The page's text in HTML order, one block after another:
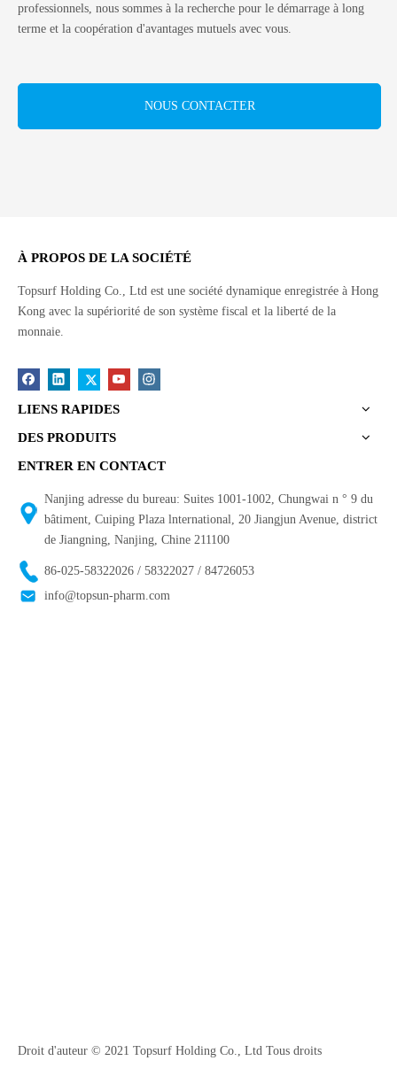
professionnels, nous sommes à la recherche pour le démarrage à long
terme et la coopération d'avantages mutuels avec vous.
NOUS CONTACTER
À PROPOS DE LA SOCIÉTÉ
Topsurf Holding Co., Ltd est une société dynamique enregistrée à Hong
Kong avec la supériorité de son système fiscal et la liberté de la
monnaie.
LIENS RAPIDES
DES PRODUITS
ENTRER EN CONTACT
Nanjing adresse du bureau: Suites 1001-1002, Chungwai n ° 9 du
bâtiment, Cuiping Plaza lnternational, 20 Jiangjun Avenue, district
de Jiangning, Nanjing, Chine 211100
86-025-58322026 / 58322027 / 84726053
info@topsun-pharm.com
Droit d'auteur © 2021 Topsurf Holding Co., Ltd Tous droits